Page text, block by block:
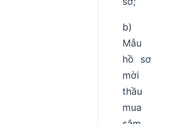
b)
Mẫu
hồ sơ
mời
thầu
mua